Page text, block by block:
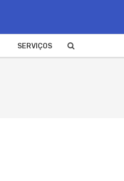
SERVIÇOS